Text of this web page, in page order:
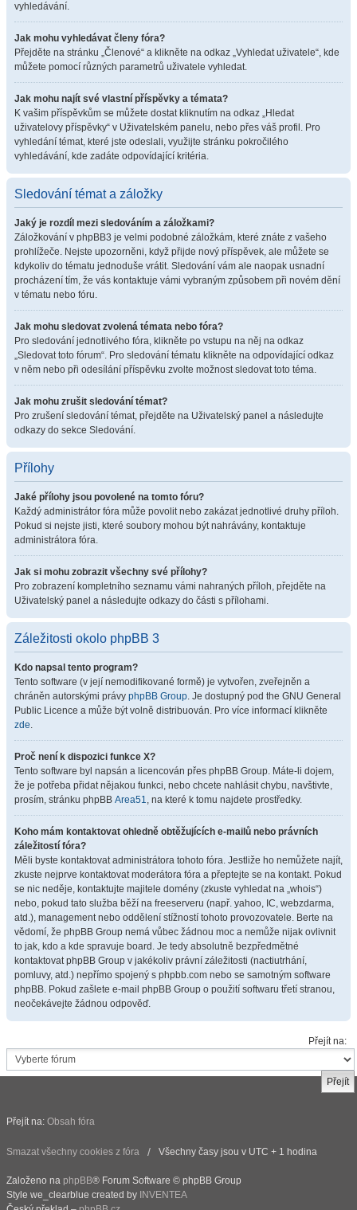
vyhledávání.
Jak mohu vyhledávat členy fóra?
Přejděte na stránku „Členové“ a klikněte na odkaz „Vyhledat uživatele“, kde
můžete pomocí různých parametrů uživatele vyhledat.
Jak mohu najít své vlastní příspěvky a témata?
K vašim příspěvkům se můžete dostat kliknutím na odkaz „Hledat
uživatelovy příspěvky“ v Uživatelském panelu, nebo přes váš profil. Pro
vyhledání témat, které jste odeslali, využijte stránku pokročilého
vyhledávání, kde zadáte odpovídající kritéria.
Sledování témat a záložky
Jaký je rozdíl mezi sledováním a záložkami?
Záložkování v phpBB3 je velmi podobné záložkám, které znáte z vašeho
prohlížeče. Nejste upozorněni, když přijde nový příspěvek, ale můžete se
kdykoliv do tématu jednoduše vrátit. Sledování vám ale naopak usnadní
procházení tím, že vás kontaktuje vámi vybraným způsobem při novém dění
v tématu nebo fóru.
Jak mohu sledovat zvolená témata nebo fóra?
Pro sledování jednotlivého fóra, klikněte po vstupu na něj na odkaz
„Sledovat toto fórum“. Pro sledování tématu klikněte na odpovídající odkaz
v něm nebo při odesílání příspěvku zvolte možnost sledovat toto téma.
Jak mohu zrušit sledování témat?
Pro zrušení sledování témat, přejděte na Uživatelský panel a následujte
odkazy do sekce Sledování.
Přílohy
Jaké přílohy jsou povolené na tomto fóru?
Každý administrátor fóra může povolit nebo zakázat jednotlivé druhy příloh.
Pokud si nejste jisti, které soubory mohou být nahrávány, kontaktuje
administrátora fóra.
Jak si mohu zobrazit všechny své přílohy?
Pro zobrazení kompletního seznamu vámi nahraných příloh, přejděte na
Uživatelský panel a následujte odkazy do části s přílohami.
Záležitosti okolo phpBB 3
Kdo napsal tento program?
Tento software (v její nemodifikované formě) je vytvořen, zveřejněn a
chráněn autorskými právy phpBB Group. Je dostupný pod the GNU General
Public Licence a může být volně distribuován. Pro více informací klikněte
zde.
Proč není k dispozici funkce X?
Tento software byl napsán a licencován přes phpBB Group. Máte-li dojem,
že je potřeba přidat nějakou funkci, nebo chcete nahlásit chybu, navštivte,
prosím, stránku phpBB Area51, na které k tomu najdete prostředky.
Koho mám kontaktovat ohledně obtěžujících e-mailů nebo právních
záležitostí fóra?
Měli byste kontaktovat administrátora tohoto fóra. Jestliže ho nemůžete najít,
zkuste nejprve kontaktovat moderátora fóra a přeptejte se na kontakt. Pokud
se nic neděje, kontaktujte majitele domény (zkuste vyhledat na „whois“)
nebo, pokud tato služba běží na freeserveru (např. yahoo, IC, webzdarma,
atd.), management nebo oddělení stížností tohoto provozovatele. Berte na
vědomí, že phpBB Group nemá vůbec žádnou moc a nemůže nijak ovlivnit
to jak, kdo a kde spravuje board. Je tedy absolutně bezpředmětné
kontaktovat phpBB Group v jakékoliv právní záležitosti (nactiutrhání,
pomluvy, atd.) nepřímo spojený s phpbb.com nebo se samotným software
phpBB. Pokud zašlete e-mail phpBB Group o použití softwaru třetí stranou,
neočekávejte žádnou odpověď.
Přejít na:
Přejít na: Obsah fóra
Smazat všechny cookies z fóra Všechny časy jsou v UTC + 1 hodina
Založeno na phpBB® Forum Software © phpBB Group
Style we_clearblue created by INVENTEA